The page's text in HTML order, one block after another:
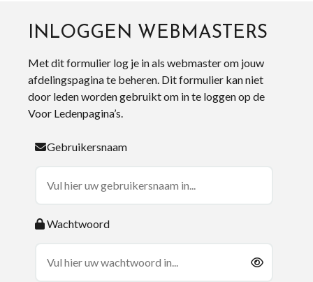
INLOGGEN WEBMASTERS
Met dit formulier log je in als webmaster om jouw
afdelingspagina te beheren. Dit formulier kan niet
door leden worden gebruikt om in te loggen op de
Voor Ledenpagina’s.
Gebruikersnaam
Wachtwoord